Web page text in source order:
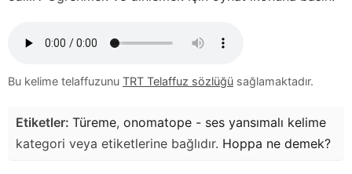
Bu kelime telaffuzunu TRT Telaffuz sözlüğü sağlamaktadır.
Etiketler: Türeme, onomatope - ses yansımalı kelime
kategori veya etiketlerine bağlıdır. Hoppa ne demek?